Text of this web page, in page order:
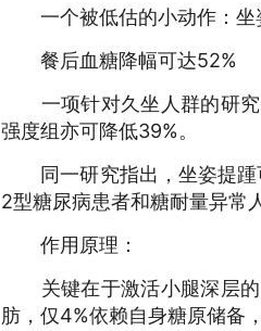
一个被低估的小动作：坐
餐后血糖降幅可达52%
一项针对久坐人群的研究
强度组亦可降低39%。
同一研究指出，坐姿提踵
2型糖尿病患者和糖耐量异常
作用原理：
关键在于激活小腿深层的
肪，仅4%依赖自身糖原储备